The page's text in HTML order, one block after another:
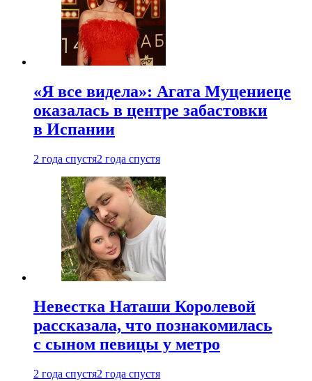
«Я все видела»: Агата Муцениеце
оказалась в центре забастовки
в Испании
2 года спустя2 года спустя
Невестка Наташи Королевой
рассказала, что познакомилась
с сыном певицы у метро
2 года спустя2 года спустя